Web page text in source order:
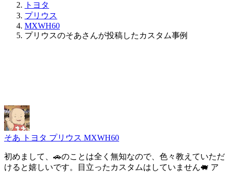
トヨタ
プリウス
MXWH60
プリウスのそあさんが投稿したカスタム事例
そあ トヨタ プリウス MXWH60
初めまして、🚗のことは全く無知なので、色々教えていただ
けると嬉しいです。目立ったカスタムはしていません🐖 ア